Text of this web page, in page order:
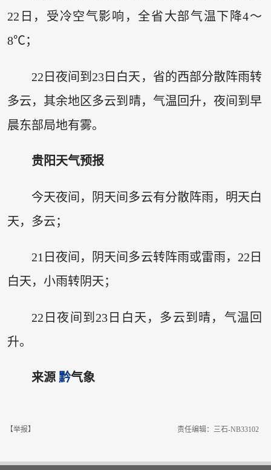
22日，受冷空气影响，全省大部气温下降4～
8℃；
22日夜间到23日白天，省的西部分散阵雨转
多云，其余地区多云到晴，气温回升，夜间到早
晨东部局地有雾。
贵阳天气预报
今天夜间，阴天间多云有分散阵雨，明天白
天，多云；
21日夜间，阴天间多云转阵雨或雷雨，22日
白天，小雨转阴天；
22日夜间到23日白天，多云到晴，气温回
升。
来源 黔气象
【举报】 责任编辑：三石-NB33102